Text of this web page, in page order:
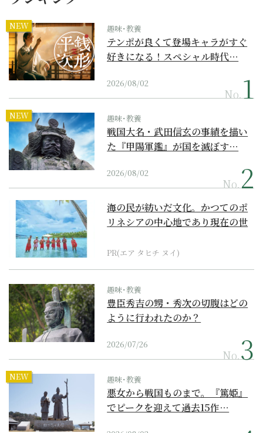
NEW 趣味･教養
テンポが良くて登場キャラがすぐ
好きになる！スペシャル時代…
2026/08/02
No.
NEW 趣味･教養
戦国大名・武田信玄の事績を描い
た『甲陽軍鑑』が国を滅ぼす…
2026/08/02
No.
海の民が紡いだ文化。かつてのポ
リネシアの中心地であり現在の世
PR(エア タヒチ ヌイ)
趣味･教養
豊臣秀吉の甥・秀次の切腹はどの
ように行われたのか？
2026/07/26
No.
NEW 趣味･教養
悪女から戦国ものまで。『篤姫』
でピークを迎えて過去15作…